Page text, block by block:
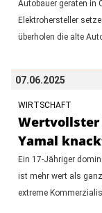
Autobauer geraten in
Elektrohersteller
überholen die alte
07.06.2025
WIRTSCHAFT
Wertvollster
Yamal
Ein 17-Jähriger
ist mehr wert als
extreme